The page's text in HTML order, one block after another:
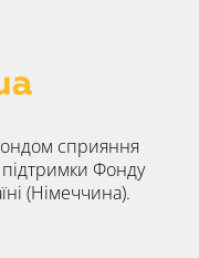
сприяння
підтримки Фонду
(Німеччина).